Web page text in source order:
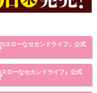
スローなセカンドライフ」公式
ローなセカンドライフ』公式